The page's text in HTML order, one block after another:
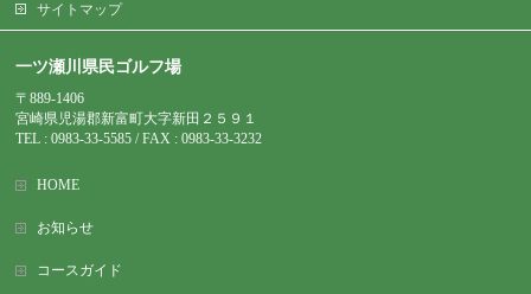
サイトマップ
一ツ瀬川県民ゴルフ場
〒889-1406
宮崎県児湯郡新富町大字新田２５９１
TEL : 0983-33-5585 / FAX : 0983-33-3232
HOME
お知らせ
コースガイド